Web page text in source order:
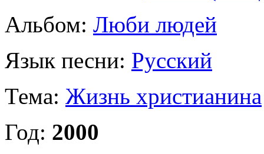
Альбом: Люби людей
Язык песни: Русский
Тема: Жизнь христианина
Год: 2000